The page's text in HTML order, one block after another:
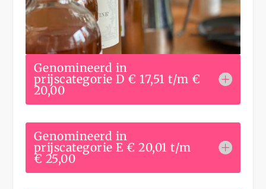
Genomineerd in
prijscategorie D € 17,51 t/m €
20,00
Genomineerd in
prijscategorie E € 20,01 t/m
€ 25,00